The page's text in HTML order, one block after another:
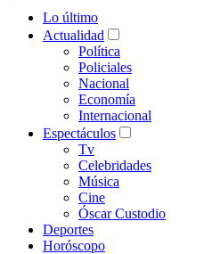
Lo último
Actualidad
Política
Policiales
Nacional
Economía
Internacional
Espectáculos
Tv
Celebridades
Música
Cine
Óscar Custodio
Deportes
Horóscopo